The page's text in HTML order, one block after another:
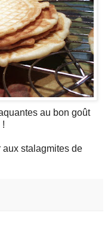
au bon goût
!
aux stalagmites de